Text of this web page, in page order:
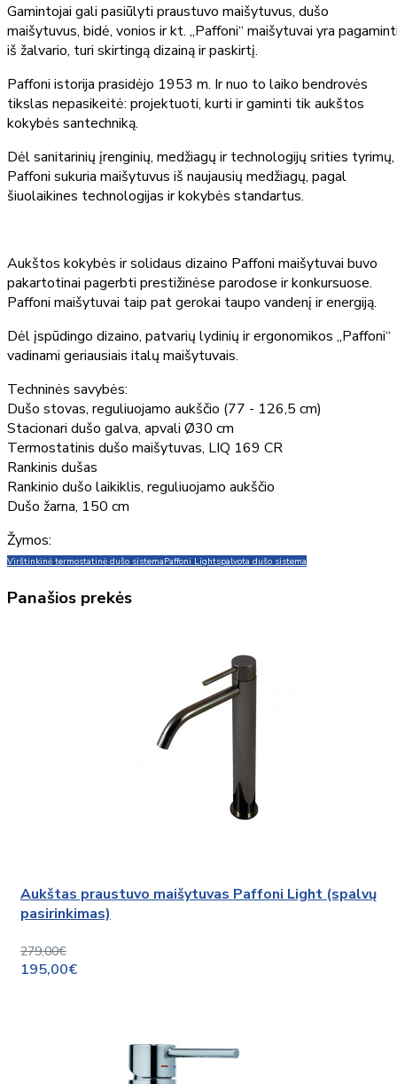
Gamintojai gali pasiūlyti praustuvo maišytuvus, dušo
maišytuvus, bidė, vonios ir kt. „Paffoni“ maišytuvai yra
iš žalvario, turi skirtingą dizainą ir paskirtį.
Paffoni istorija prasidėjo 1953 m. Ir nuo to laiko bendrovės
tikslas nepasikeitė: projektuoti, kurti ir gaminti tik aukštos
kokybės santechniką.
Dėl sanitarinių įrenginių, medžiagų ir technologijų srities tyrimų,
Paffoni sukuria maišytuvus iš naujausių medžiagų, pagal
šiuolaikines technologijas ir kokybės standartus.
Aukštos kokybės ir solidaus dizaino Paffoni maišytuvai buvo
pakartotinai pagerbti prestižinėse parodose ir konkursuose.
Paffoni maišytuvai taip pat gerokai taupo vandenį ir energiją.
Dėl įspūdingo dizaino, patvarių lydinių ir ergonomikos „Paffoni“
vadinami geriausiais italų maišytuvais.
Techninės savybės:
Dušo stovas, reguliuojamo aukščio (77 - 126,5 cm)
Stacionari dušo galva, apvali Ø30 cm
Termostatinis dušo maišytuvas, LIQ 169 CR
Rankinis dušas
Rankinio dušo laikiklis, reguliuojamo aukščio
Dušo žarna, 150 cm
Žymos:
Virštinkinė termostatinė dušo sistemaPaffoni Lightspalvota dušo sistema
Panašios prekės
Aukštas praustuvo maišytuvas Paffoni Light (spalvų
pasirinkimas)
279,00€
195,00€